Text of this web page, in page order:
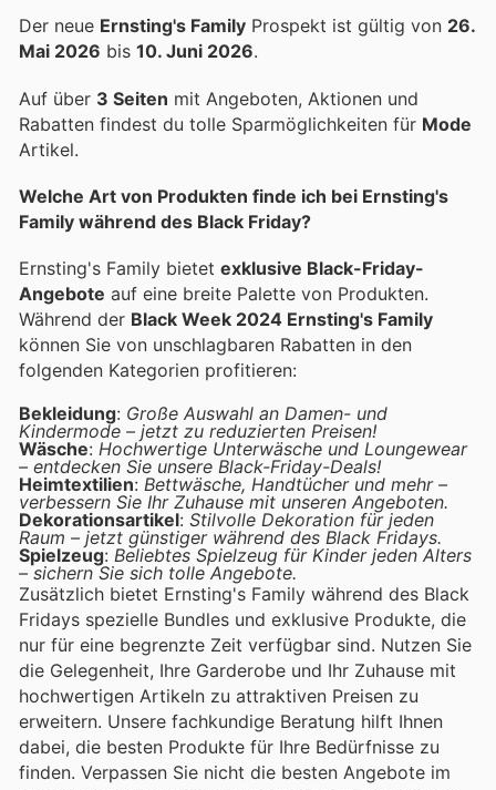
Der neue Ernsting's Family Prospekt ist gültig von 26.
Mai 2026 bis 10. Juni 2026.
Auf über 3 Seiten mit Angeboten, Aktionen und
Rabatten findest du tolle Sparmöglichkeiten für Mode
Artikel.
Welche Art von Produkten finde ich bei Ernsting's
Family während des Black Friday?
Ernsting's Family bietet exklusive Black-Friday-
Angebote auf eine breite Palette von Produkten.
Während der Black Week 2024 Ernsting's Family
können Sie von unschlagbaren Rabatten in den
folgenden Kategorien profitieren:
Bekleidung: Große Auswahl an Damen- und
Kindermode – jetzt zu reduzierten Preisen!
Wäsche: Hochwertige Unterwäsche und Loungewear
– entdecken Sie unsere Black-Friday-Deals!
Heimtextilien: Bettwäsche, Handtücher und mehr –
verbessern Sie Ihr Zuhause mit unseren Angeboten.
Dekorationsartikel: Stilvolle Dekoration für jeden
Raum – jetzt günstiger während des Black Fridays.
Spielzeug: Beliebtes Spielzeug für Kinder jeden Alters
– sichern Sie sich tolle Angebote.
Zusätzlich bietet Ernsting's Family während des Black
Fridays spezielle Bundles und exklusive Produkte, die
nur für eine begrenzte Zeit verfügbar sind. Nutzen Sie
die Gelegenheit, Ihre Garderobe und Ihr Zuhause mit
hochwertigen Artikeln zu attraktiven Preisen zu
erweitern. Unsere fachkundige Beratung hilft Ihnen
dabei, die besten Produkte für Ihre Bedürfnisse zu
finden. Verpassen Sie nicht die besten Angebote im